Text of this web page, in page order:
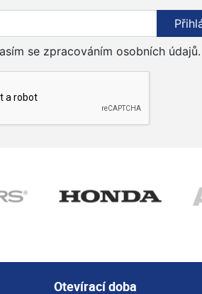
Přihlaste se k odběru novinek
se zpracováním osobních údajů.
Otevírací doba